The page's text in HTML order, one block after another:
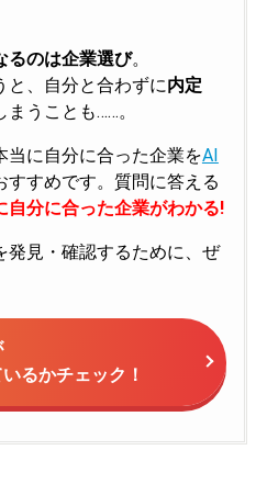
るのは企業選び。
と、自分と合わずに内定
まうことも……。
当に自分に合った企業をAI
すすめです。質問に答える
自分に合った企業がわかる!
発見・確認するために、ぜ
るかチェック！